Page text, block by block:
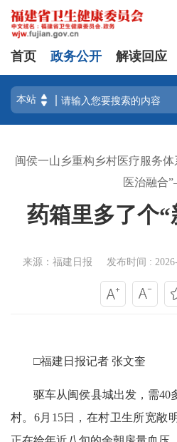
首页 政务公开 解读回应
闽侯一山乡重构乡村医疗服务体
医治融
药箱里多了个
来源：福建日报 发布时间 :
□福建日报记者 张文奎
驱车从闽侯县城出发，需40
村。6月15日，在村卫生所宽敞